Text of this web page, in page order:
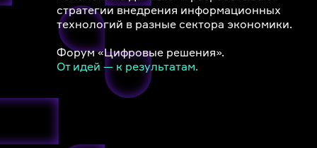
стратегии внедрения информационных
технологий в разные сектора экономики.
Форум «Цифровые решения».
От идей — к результатам.